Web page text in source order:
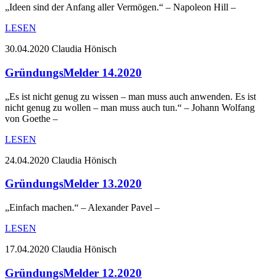
„Ideen sind der Anfang aller Vermögen.“ – Napoleon Hill –
LESEN
30.04.2020 Claudia Hönisch
GründungsMelder 14.2020
„Es ist nicht genug zu wissen – man muss auch anwenden. Es ist
nicht genug zu wollen – man muss auch tun.“ – Johann Wolfang
von Goethe –
LESEN
24.04.2020 Claudia Hönisch
GründungsMelder 13.2020
„Einfach machen.“ – Alexander Pavel –
LESEN
17.04.2020 Claudia Hönisch
GründungsMelder 12.2020